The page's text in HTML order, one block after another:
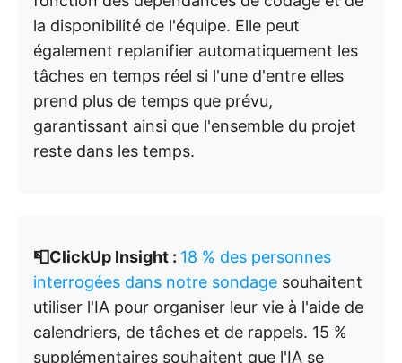
la disponibilité de l'équipe. Elle peut
également replanifier automatiquement les
tâches en temps réel si l'une d'entre elles
prend plus de temps que prévu,
garantissant ainsi que l'ensemble du projet
reste dans les temps.
📮ClickUp Insight : 18 % des personnes
interrogées dans notre sondage souhaitent
utiliser l'IA pour organiser leur vie à l'aide de
calendriers, de tâches et de rappels. 15 %
supplémentaires souhaitent que l'IA se